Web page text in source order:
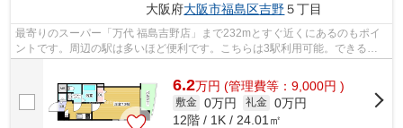
大阪府大阪市福島区吉野５丁目
最寄りのスーパー「万代 福島吉野店」まで232mとすぐ近くにあるのもポイ
ントです。周辺の駅は多いほど便利です。こちらは3駅利用可能。できるだ
6.2万円 (管理費等：9,000円 )
敷金 0万円 礼金 0万円
12階 / 1K / 24.01㎡